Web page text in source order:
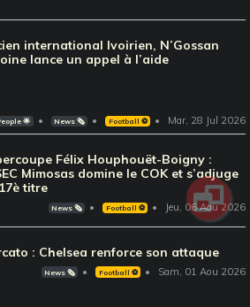
international Ivoirien, N’Gossan
lance un appel à l’aide
🌟 News 🗞️ Football ⚽️ Mar, 28 Jul 2026
Félix Houphouët-Boigny :
Mimosas domine le COK et s’adjuge
titre
News 🗞️ Football ⚽️ Jeu, 06 Aou 2026
: Chelsea renforce son attaque
News 🗞️ Football ⚽️ Sam, 01 Aou 2026